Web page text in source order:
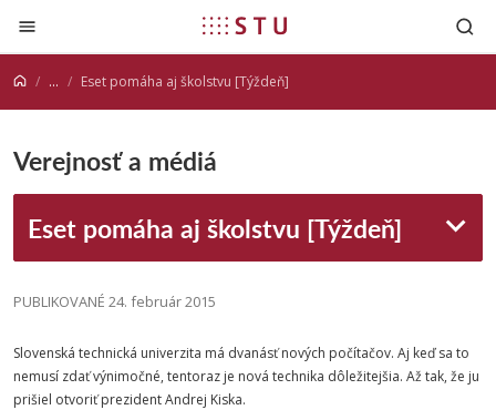
Prejsť na obsah
... Eset pomáha aj školstvu [Týždeň]
Verejnosť a médiá
Eset pomáha aj školstvu [Týždeň]
PUBLIKOVANÉ 24. február 2015
Slovenská technická univerzita má dvanásť nových počítačov. Aj keď sa to
nemusí zdať výnimočné, tentoraz je nová technika dôležitejšia. Až tak, že ju
prišiel otvoriť prezident Andrej Kiska.